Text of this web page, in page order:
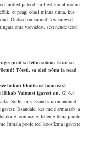
mõtted ja teod, millest Jumal rõõmu
et peagi edasi minna sinna, kus
Õndsad on surnud, kes surevad
oma vaevadest, sest nende teod
pead sa leiba sööma, kuni sa
Tõesti, sa oled põrm ja pead
lõikab lihalikust loomusest
lõikab Vaimust igavest elu.Gl 6,8
Selle, mis Issand siia on andnud,
Issandale, kes meid armastab ja
loomusele, läheme Tema juurde
Jumala poole teel koosTema igaveste